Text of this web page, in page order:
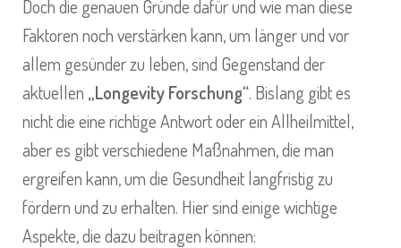
Doch die genauen Gründe dafür und wie man diese
Faktoren noch verstärken kann, um länger und vor
allem gesünder zu leben, sind Gegenstand der
aktuellen „Longevity Forschung“. Bislang gibt es
nicht die eine richtige Antwort oder ein Allheilmittel,
aber es gibt verschiedene Maßnahmen, die man
ergreifen kann, um die Gesundheit langfristig zu
fördern und zu erhalten. Hier sind einige wichtige
Aspekte, die dazu beitragen können: